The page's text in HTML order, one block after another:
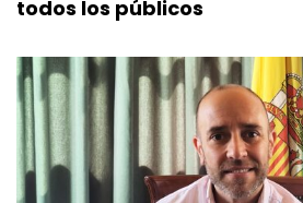
todos los públicos